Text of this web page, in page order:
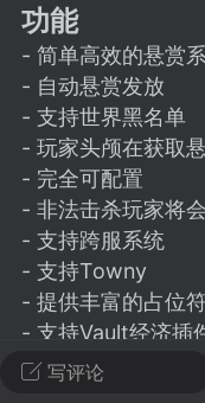
11
潮涌核心
24 23:37
电脑端 整合包
主页反馈贴
反馈你遇到的问题
不方便可尝试通过
写评论
功能
- 简单高效的悬赏
- 自动悬赏发放
- 支持世界黑名单
- 玩家头颅在获取
- 完全可配置
- 非法击杀玩家将
- 支持跨服系统
- 支持Towny
- 提供丰富的占位符
- 支持Vault经济插
配置